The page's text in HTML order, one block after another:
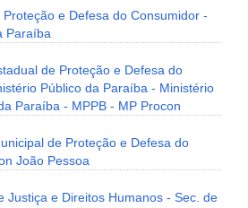
Proteção e Defesa do Consumidor -
Paraíba
de Proteção e Defesa do
Público da Paraíba - Ministério
Paraíba - MPPB - MP Procon
de Proteção e Defesa do
João Pessoa
Justiça e Direitos Humanos - Sec. de